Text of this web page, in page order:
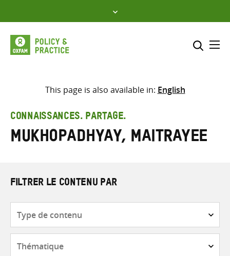
to
content
Sélectionner l’emplacement
Saisir
les
termes
This page is also available in: English
CONNAISSANCES. PARTAGE.
Mukhopadhyay, Maitrayee
FILTRER LE CONTENU PAR
contenu